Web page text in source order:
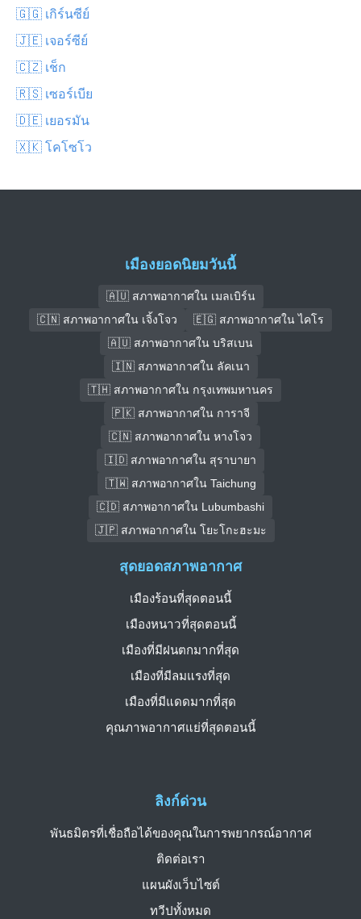
🇬🇬 เกิร์นซีย์
🇯🇪 เจอร์ซีย์
🇨🇿 เช็ก
🇷🇸 เซอร์เบีย
🇩🇪 เยอรมัน
🇽🇰 โคโซโว
เมืองยอดนิยมวันนี้
🇦🇺 สภาพอากาศใน เมลเบิร์น
🇨🇳 สภาพอากาศใน เจิ้งโจว
🇪🇬 สภาพอากาศใน ไคโร
🇦🇺 สภาพอากาศใน บริสเบน
🇮🇳 สภาพอากาศใน ลัคเนา
🇹🇭 สภาพอากาศใน กรุงเทพมหานคร
🇵🇰 สภาพอากาศใน การาจี
🇨🇳 สภาพอากาศใน หางโจว
🇮🇩 สภาพอากาศใน สุราบายา
🇹🇼 สภาพอากาศใน Taichung
🇨🇩 สภาพอากาศใน Lubumbashi
🇯🇵 สภาพอากาศใน โยะโกะฮะมะ
ลิงก์ด่วน
พันธมิตรที่เชื่อถือได้ของคุณในการพยากรณ์อากาศ
ติดต่อเรา
แผนผังเว็บไซต์
ทวีปทั้งหมด
สุดยอดสภาพอากาศ
เมืองร้อนที่สุดตอนนี้
เมืองหนาวที่สุดตอนนี้
เมืองที่มีฝนตกมากที่สุด
เมืองที่มีลมแรงที่สุด
เมืองที่มีแดดมากที่สุด
คุณภาพอากาศแย่ที่สุดตอนนี้